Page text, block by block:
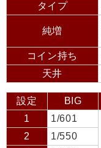
タイプ
純増
コイン持ち
天井
設定 BIG
1
1/601
2
1/550